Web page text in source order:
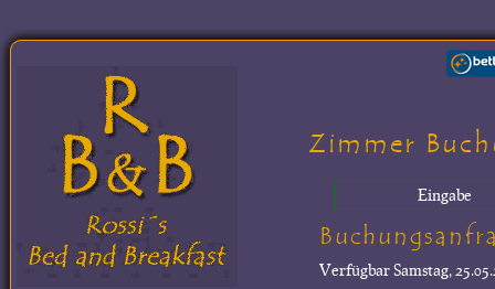
Zimmer
Eingabe
VerfügbarSamstag,